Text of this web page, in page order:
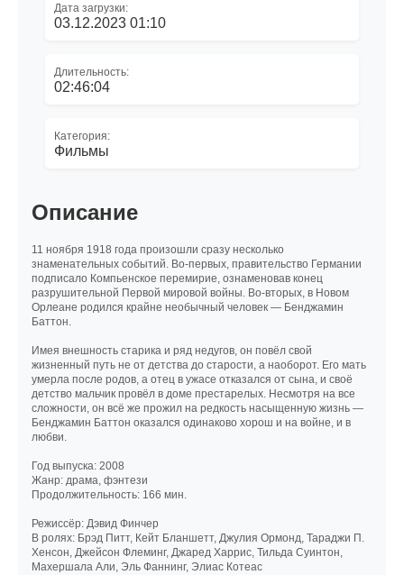
Дата загрузки:
03.12.2023 01:10
Длительность:
02:46:04
Категория:
Фильмы
Описание
11 ноября 1918 года произошли сразу несколько
знаменательных событий. Во-первых, правительство Германии
подписало Компьенское перемирие, ознаменовав конец
разрушительной Первой мировой войны. Во-вторых, в Новом
Орлеане родился крайне необычный человек — Бенджамин
Баттон.
Имея внешность старика и ряд недугов, он повёл свой
жизненный путь не от детства до старости, а наоборот. Его мать
умерла после родов, а отец в ужасе отказался от сына, и своё
детство мальчик провёл в доме престарелых. Несмотря на все
сложности, он всё же прожил на редкость насыщенную жизнь —
Бенджамин Баттон оказался одинаково хорош и на войне, и в
любви.
Год выпуска: 2008
Жанр: драма, фэнтези
Продолжительность: 166 мин.
Режиссёр: Дэвид Финчер
В ролях: Брэд Питт, Кейт Бланшетт, Джулия Ормонд, Тараджи П.
Хенсон, Джейсон Флеминг, Джаред Харрис, Тильда Суинтон,
Махершала Али, Эль Фаннинг, Элиас Котеас